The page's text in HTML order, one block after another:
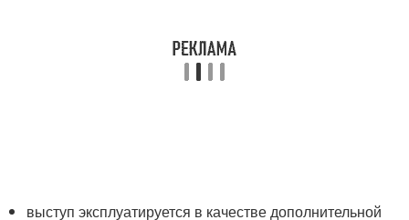
выступ эксплуатируется в качестве дополнительной